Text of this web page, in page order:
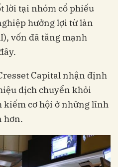
lời tại nhóm cổ phiếu
hưởng lợi từ làn
vốn đã tăng mạnh
Capital nhận định
dịch chuyển khỏi
kiếm cơ hội ở những lĩnh
hơn.